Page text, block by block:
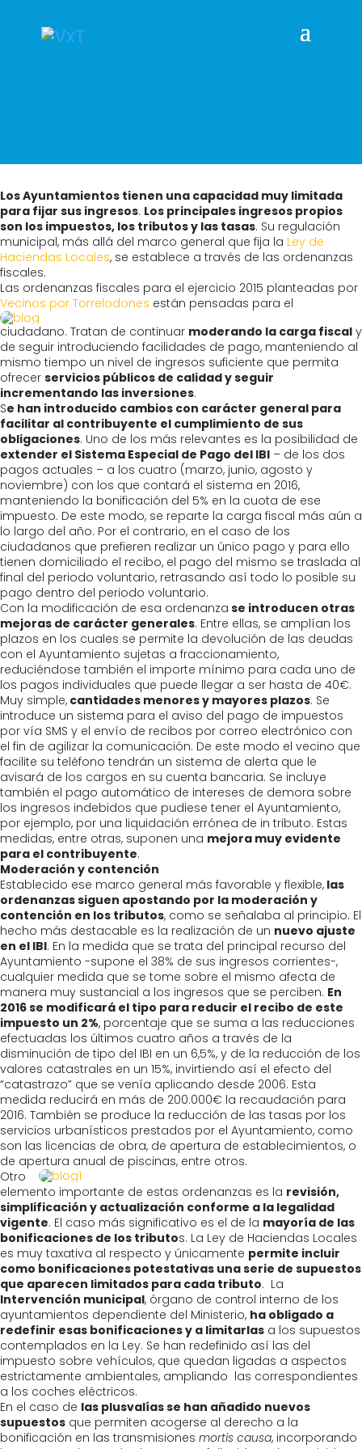
Los Ayuntamientos tienen una capacidad muy limitada
para fijar sus ingresos. Los principales ingresos propios
son los impuestos, los tributos y las tasas. Su regulación
municipal, más allá del marco general que fija la Ley de
Haciendas Locales, se establece a través de las ordenanzas
fiscales.
Las ordenanzas fiscales para el ejercicio 2015 planteadas por
Vecinos por Torrelodones están pensadas para el
ciudadano. Tratan de continuar moderando la carga fiscal y
de seguir introduciendo facilidades de pago, manteniendo al
mismo tiempo un nivel de ingresos suficiente que permita
ofrecer servicios públicos de calidad y seguir
incrementando las inversiones.
Se han introducido cambios con carácter general para
facilitar al contribuyente el cumplimiento de sus
obligaciones. Uno de los más relevantes es la posibilidad de
extender el Sistema Especial de Pago del IBI – de los dos
pagos actuales – a los cuatro (marzo, junio, agosto y
noviembre) con los que contará el sistema en 2016,
manteniendo la bonificación del 5% en la cuota de ese
impuesto. De este modo, se reparte la carga fiscal más aún a
lo largo del año. Por el contrario, en el caso de los
ciudadanos que prefieren realizar un único pago y para ello
tienen domiciliado el recibo, el pago del mismo se traslada al
final del periodo voluntario, retrasando así todo lo posible su
pago dentro del periodo voluntario.
Con la modificación de esa ordenanza se introducen otras
mejoras de carácter generales. Entre ellas, se amplían los
plazos en los cuales se permite la devolución de las deudas
con el Ayuntamiento sujetas a fraccionamiento,
reduciéndose también el importe mínimo para cada uno de
los pagos individuales que puede llegar a ser hasta de 40€.
Muy simple, cantidades menores y mayores plazos. Se
introduce un sistema para el aviso del pago de impuestos
por vía SMS y el envío de recibos por correo electrónico con
el fin de agilizar la comunicación. De este modo el vecino que
facilite su teléfono tendrán un sistema de alerta que le
avisará de los cargos en su cuenta bancaria. Se incluye
también el pago automático de intereses de demora sobre
los ingresos indebidos que pudiese tener el Ayuntamiento,
por ejemplo, por una liquidación errónea de in tributo. Estas
medidas, entre otras, suponen una mejora muy evidente
para el contribuyente.
Moderación y contención
Establecido ese marco general más favorable y flexible, las
ordenanzas siguen apostando por la moderación y
contención en los tributos, como se señalaba al principio. El
hecho más destacable es la realización de un nuevo ajuste
en el IBI. En la medida que se trata del principal recurso del
Ayuntamiento -supone el 38% de sus ingresos corrientes-,
cualquier medida que se tome sobre el mismo afecta de
manera muy sustancial a los ingresos que se perciben. En
2016 se modificará el tipo para reducir el recibo de este
impuesto un 2%, porcentaje que se suma a las reducciones
efectuadas los últimos cuatro años a través de la
disminución de tipo del IBI en un 6,5%, y de la reducción de los
valores catastrales en un 15%, invirtiendo así el efecto del
“catastrazo” que se venía aplicando desde 2006. Esta
medida reducirá en más de 200.000€ la recaudación para
2016. También se produce la reducción de las tasas por los
servicios urbanísticos prestados por el Ayuntamiento, como
son las licencias de obra, de apertura de establecimientos, o
de apertura anual de piscinas, entre otros.
Otro
elemento importante de estas ordenanzas es la revisión,
simplificación y actualización conforme a la legalidad
vigente. El caso más significativo es el de la mayoría de las
bonificaciones de los tributos. La Ley de Haciendas Locales
es muy taxativa al respecto y únicamente permite incluir
como bonificaciones potestativas una serie de supuestos
que aparecen limitados para cada tributo. La
Intervención municipal, órgano de control interno de los
ayuntamientos dependiente del Ministerio, ha obligado a
redefinir esas bonificaciones y a limitarlas a los supuestos
contemplados en la Ley. Se han redefinido así las del
impuesto sobre vehículos, que quedan ligadas a aspectos
estrictamente ambientales, ampliando las correspondientes
a los coches eléctricos.
En el caso de las plusvalías se han añadido nuevos
supuestos que permiten acogerse al derecho a la
bonificación en las transmisiones mortis causa, incorporando